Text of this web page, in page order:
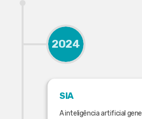
2024
SIA
A inteligência artificial